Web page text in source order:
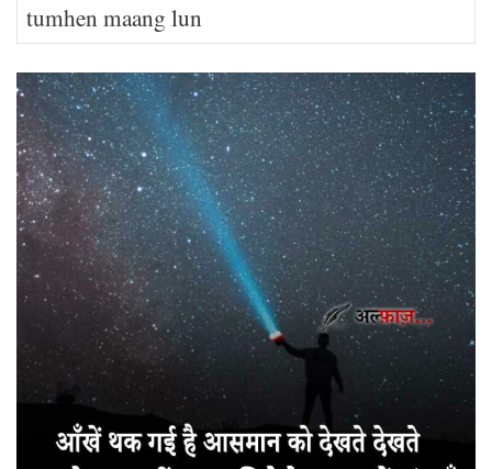
tumhen maang lun